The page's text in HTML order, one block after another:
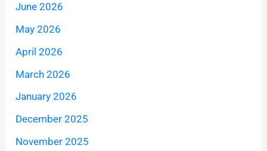
June 2026
May 2026
April 2026
March 2026
January 2026
December 2025
November 2025